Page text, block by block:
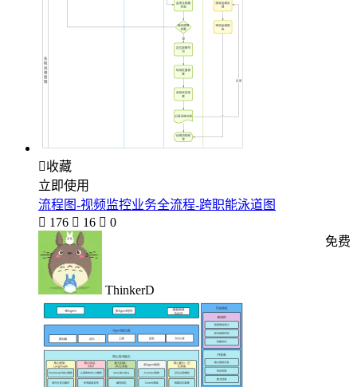
收藏
立即使用
流程图-视频监控业务全流程-跨职能泳道图
 176  16  0
ThinkerD
免费